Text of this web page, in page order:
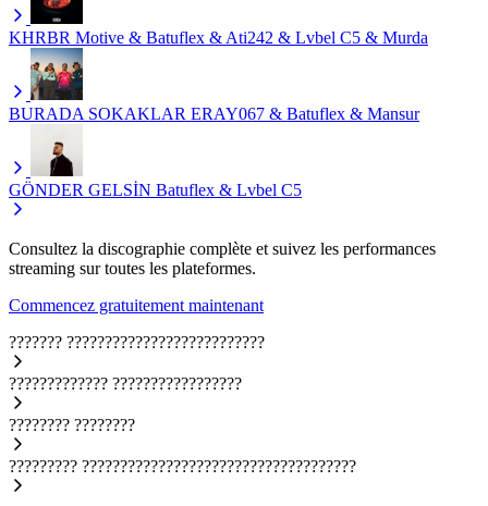
KHRBR Motive & Batuflex & Ati242 & Lvbel C5 & Murda
BURADA SOKAKLAR ERAY067 & Batuflex & Mansur
GÖNDER GELSİN Batuflex & Lvbel C5
Consultez la discographie complète et suivez les performances
streaming sur toutes les plateformes.
Commencez gratuitement maintenant
??????? ??????????????????????????
????????????? ?????????????????
???????? ????????
????????? ????????????????????????????????????